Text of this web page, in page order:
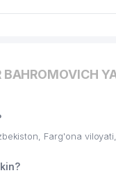
Farg'ona